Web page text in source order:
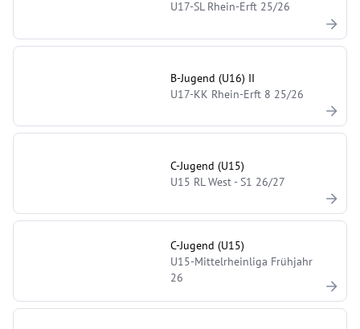
U17-SL Rhein-Erft 25/26
B-Jugend (U16) II
U17-KK Rhein-Erft 8 25/26
C-Jugend (U15)
U15 RL West - S1 26/27
C-Jugend (U15)
U15-Mittelrheinliga Frühjahr
26